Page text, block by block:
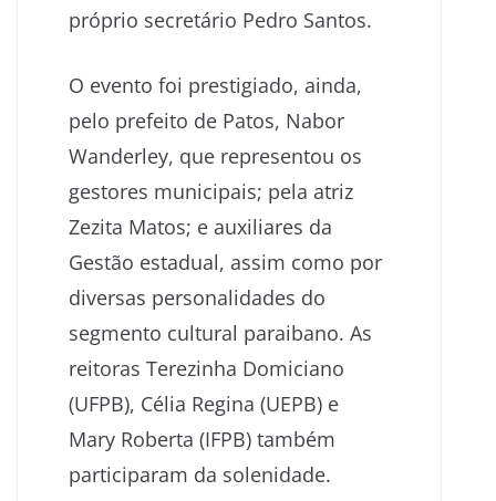
próprio secretário Pedro Santos.
O evento foi prestigiado, ainda,
pelo prefeito de Patos, Nabor
Wanderley, que representou os
gestores municipais; pela atriz
Zezita Matos; e auxiliares da
Gestão estadual, assim como por
diversas personalidades do
segmento cultural paraibano. As
reitoras Terezinha Domiciano
(UFPB), Célia Regina (UEPB) e
Mary Roberta (IFPB) também
participaram da solenidade.